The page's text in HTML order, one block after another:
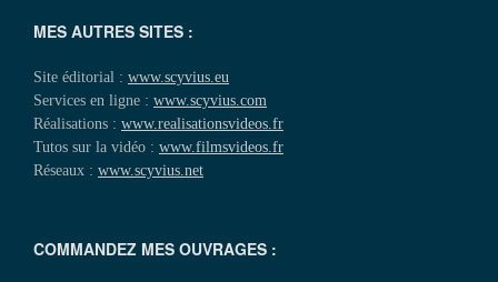
MES AUTRES SITES :
Site éditorial : www.scyvius.eu
Services en ligne : www.scyvius.com
Réalisations : www.realisationsvideos.fr
Tutos sur la vidéo : www.filmsvideos.fr
Réseaux : www.scyvius.net
COMMANDEZ MES OUVRAGES :